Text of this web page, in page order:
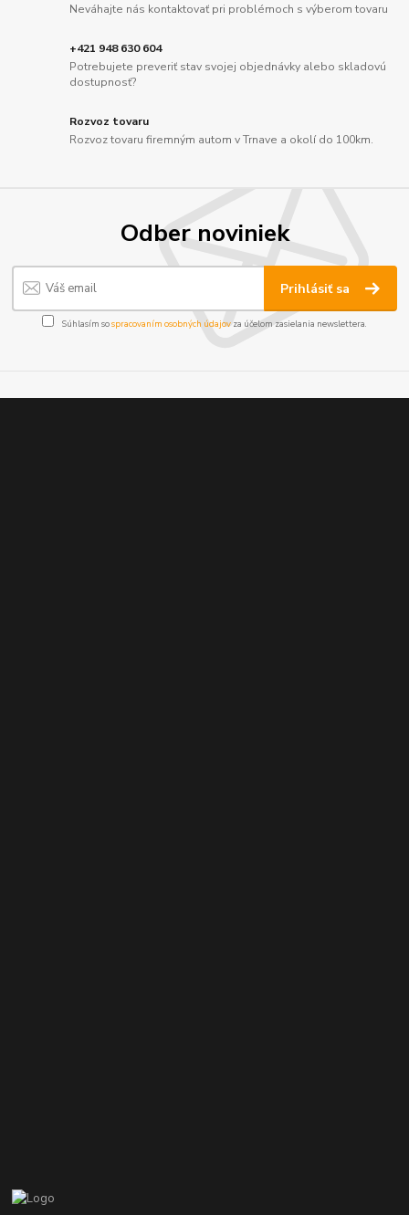
Neváhajte nás kontaktovať pri problémoch s výberom tovaru
+421 948 630 604
Potrebujete preveriť stav svojej objednávky alebo skladovú
dostupnosť?
Rozvoz tovaru
Rozvoz tovaru firemným autom v Trnave a okolí do 100km.
Odber noviniek
Prihlásiť sa
Súhlasím sospracovaním osobných údajov za účelom zasielania newslettera.